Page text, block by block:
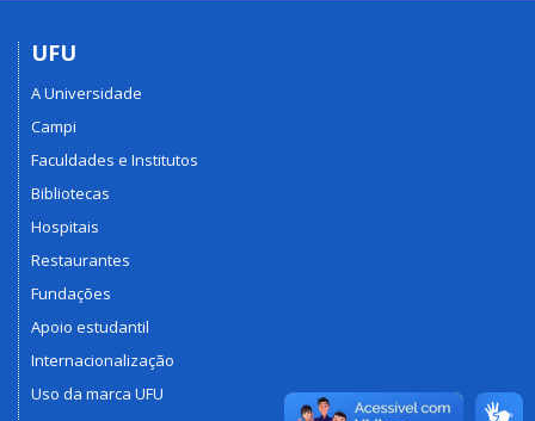
UFU
A Universidade
Campi
Faculdades e Institutos
Bibliotecas
Hospitais
Restaurantes
Fundações
Apoio estudantil
Internacionalização
Uso da marca UFU